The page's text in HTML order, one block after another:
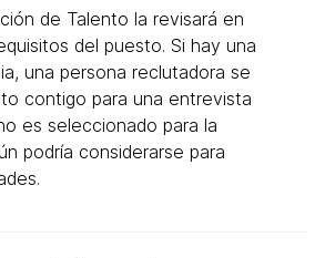
de Talento la revisará en
del puesto. Si hay una
una persona reclutadora se
contigo para una entrevista
es seleccionado para la
podría considerarse para